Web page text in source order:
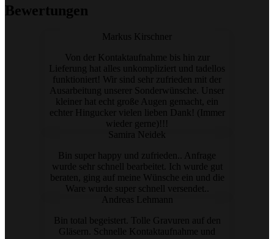
Bewertungen
Markus Kirschner
Von der Kontaktaufnahme bis hin zur
Lieferung hat alles unkompliziert und tadellos
funktioniert! Wir sind sehr zufrieden mit der
Ausarbeitung unserer Sonderwünsche. Unser
kleiner hat echt große Augen gemacht, ein
echter Hingucker vielen lieben Dank! (Immer
wieder gerne)!!!
Samira Neidek
Bin super happy und zufrieden.. Anfrage
wurde sehr schnell bearbeitet. Ich wurde gut
beraten, ging auf meine Wünsche ein und die
Ware wurde super schnell versendet..
Andreas Lehmann
Bin total begeistert. Tolle Gravuren auf den
Gläsern. Schnelle Kontaktaufnahme und